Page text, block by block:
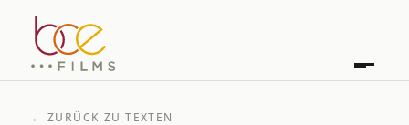
← ZURÜCK ZU TEXTEN